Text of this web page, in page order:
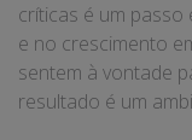
críticas é um passo
e no crescimento
sentem à vontade
resultado é um